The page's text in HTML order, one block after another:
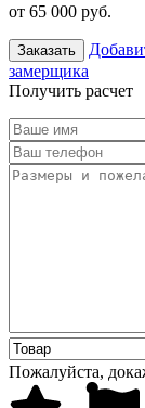
от 65 000 руб.
Заказать
замерщика
Получить расчет
Пожалуйста,